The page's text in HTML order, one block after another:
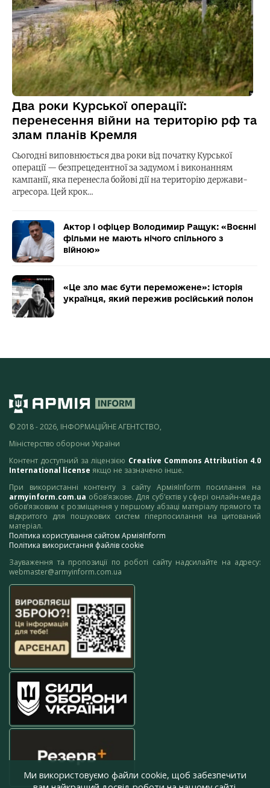
Два роки Курської операції:
перенесення війни на територію рф та
злам планів Кремля
Сьогодні виповнюється два роки від початку Курської
операції — безпрецедентної за задумом і виконанням
кампанії, яка перенесла бойові дії на територію держави-
агресора. Цей крок…
Актор і офіцер Володимир Ращук: «Воєнні
фільми не мають нічого спільного з
війною»
«Це зло має бути переможене»: історія
українця, який пережив російський полон
© 2018 - 2026, ІНФОРМАЦІЙНЕ АГЕНТСТВО,
Міністерство оборони України
Контент доступний за ліцензією Creative Commons Attribution 4.0
International license якщо не зазначено інше.
При використанні контенту з сайту АрміяInform посилання на
armyinform.com.ua обов’язкове. Для суб’єктів у сфері онлайн-медіа
обов’язковим є розміщення у першому абзаці матеріалу прямого та
відкритого для пошукових систем гіперпосилання на цитований
матеріал.
Політика користування сайтом АрміяInform
Політика використання файлів cookie
Зауваження та пропозиції по роботі сайту надсилайте на адресу:
webmaster@armyinform.com.ua
Ми використовуємо файли cookie, щоб забезпечити